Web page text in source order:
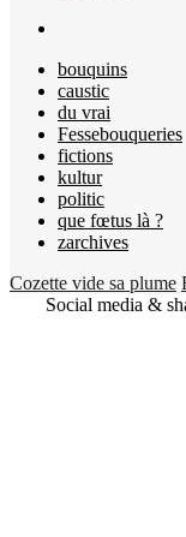
bouquins
caustic
du vrai
Fessebouqueries
fictions
kultur
politic
que fœtus là ?
zarchives
Cozette vide sa plume
Social media &